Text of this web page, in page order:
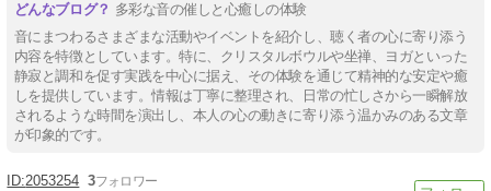
多彩な音の催しと心癒しの体験
音にまつわるさまざまな活動やイベントを紹介し、聴く者の心に寄り添う
内容を特徴としています。特に、クリスタルボウルや坐禅、ヨガといった
静寂と調和を促す実践を中心に据え、その体験を通じて精神的な安定や癒
しを提供しています。情報は丁寧に整理され、日常の忙しさから一瞬解放
されるような時間を演出し、本人の心の動きに寄り添う温かみのある文章
が印象的です。
2053254 3